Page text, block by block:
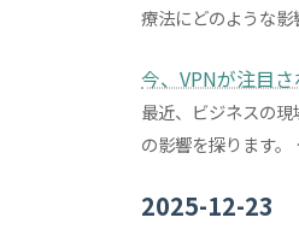
療法にどのような
今、VPNが注目
最近、ビジネスの
の影響を探ります
2025-12-23